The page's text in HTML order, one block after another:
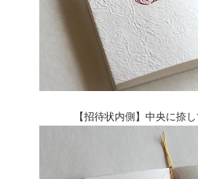
【招待状内側】中央に捺